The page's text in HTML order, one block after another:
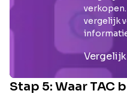
vergelijk
Stap 5: Waar TAC